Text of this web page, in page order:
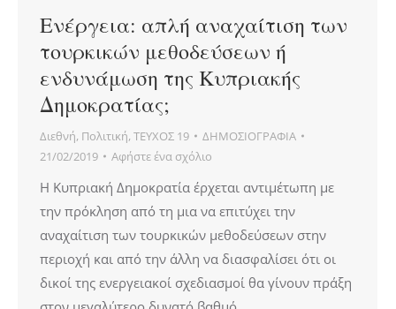
Ενέργεια: απλή αναχαίτιση των
τουρκικών μεθοδεύσεων ή
ενδυνάμωση της Κυπριακής
Δημοκρατίας;
Διεθνή, Πολιτική, ΤΕΥΧΟΣ 19
ΔΗΜΟΣΙΟΓΡΑΦΙΑ
21/02/2019
Αφήστε ένα σχόλιο
Η Κυπριακή Δημοκρατία έρχεται αντιμέτωπη με
την πρόκληση από τη μια να επιτύχει την
αναχαίτιση των τουρκικών μεθοδεύσεων στην
περιοχή και από την άλλη να διασφαλίσει ότι οι
δικοί της ενεργειακοί σχεδιασμοί θα γίνουν πράξη